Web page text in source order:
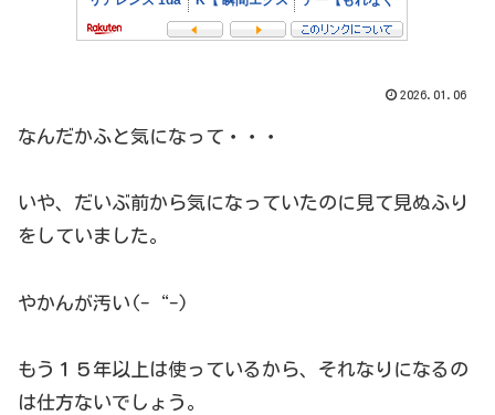
2026.01.06
なんだかふと気になって・・・
いや、だいぶ前から気になっていたのに見て見ぬふり
をしていました。
やかんが汚い(-“-)
もう１５年以上は使っているから、それなりになるの
は仕方ないでしょう。